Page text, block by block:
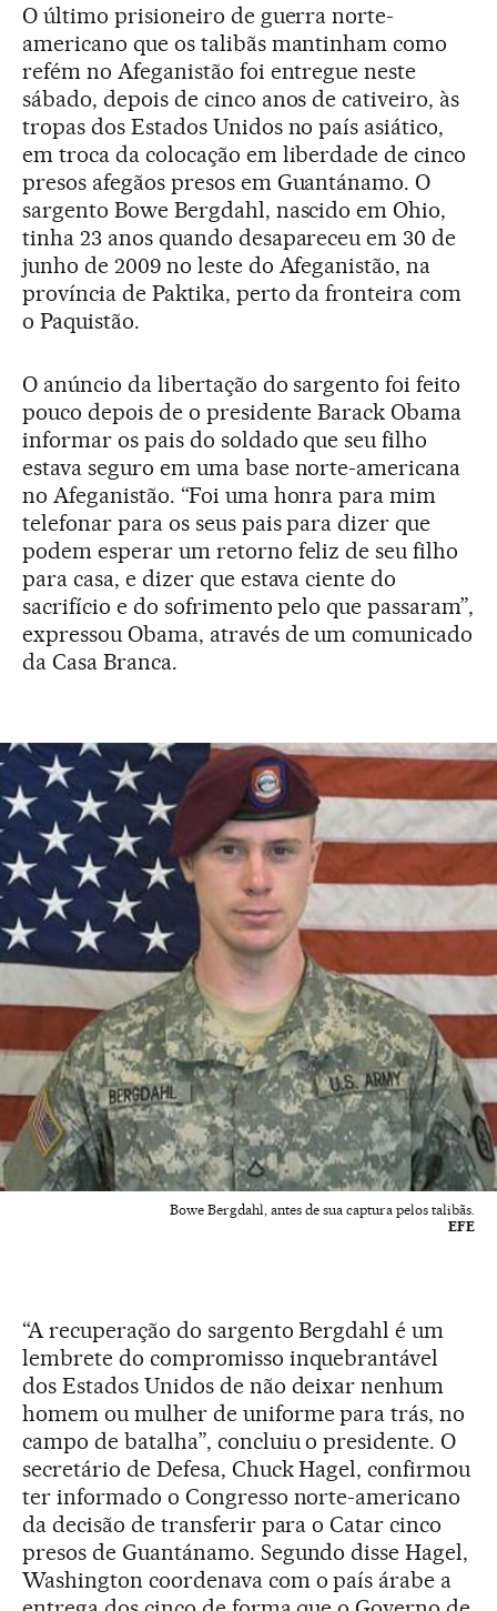
O último prisioneiro de guerra norte-
americano que os talibãs mantinham como
refém no Afeganistão foi entregue neste
sábado, depois de cinco anos de cativeiro, às
tropas dos Estados Unidos no país asiático,
em troca da colocação em liberdade de cinco
presos afegãos presos em Guantánamo. O
sargento Bowe Bergdahl, nascido em Ohio,
tinha 23 anos quando desapareceu em 30 de
junho de 2009 no leste do Afeganistão, na
província de Paktika, perto da fronteira com
o Paquistão.
O anúncio da libertação do sargento foi feito
pouco depois de o presidente Barack Obama
informar os pais do soldado que seu filho
estava seguro em uma base norte-americana
no Afeganistão. “Foi uma honra para mim
telefonar para os seus pais para dizer que
podem esperar um retorno feliz de seu filho
para casa, e dizer que estava ciente do
sacrifício e do sofrimento pelo que passaram”,
expressou Obama, através de um comunicado
da Casa Branca.
Bowe Bergdahl, antes de sua captura pelos talibãs.
EFE
“A recuperação do sargento Bergdahl é um
lembrete do compromisso inquebrantável
dos Estados Unidos de não deixar nenhum
homem ou mulher de uniforme para trás, no
campo de batalha”, concluiu o presidente. O
secretário de Defesa, Chuck Hagel, confirmou
ter informado o Congresso norte-americano
da decisão de transferir para o Catar cinco
presos de Guantánamo. Segundo disse Hagel,
Washington coordenava com o país árabe a